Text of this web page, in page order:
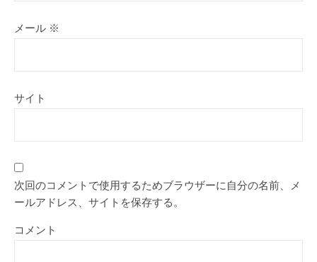
メール ※
サイト
次回のコメントで使用するためブラウザーに自分の名前、メ
ールアドレス、サイトを保存する。
コメント